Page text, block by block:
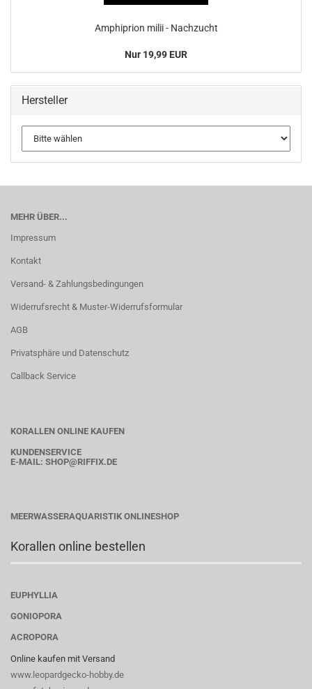
Amphiprion milii - Nachzucht
Nur 19,99 EUR
Hersteller
MEHR ÜBER...
Impressum
Kontakt
Versand- & Zahlungsbedingungen
Widerrufsrecht & Muster-Widerrufsformular
AGB
Privatsphäre und Datenschutz
Callback Service
KORALLEN ONLINE KAUFEN
KUNDENSERVICE
E-MAIL: SHOP@RIFFIX.DE
MEERWASSERAQUARISTIK ONLINESHOP
Korallen online bestellen
EUPHYLLIA
GONIOPORA
ACROPORA
Online kaufen mit Versand
www.leopardgecko-hobby.de